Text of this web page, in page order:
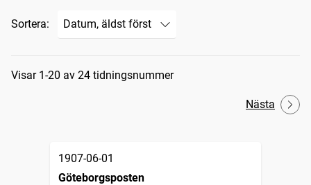
Sortera:
Sökresultat
Visar 1-20 av 24 tidningsnummer
Nästa
1907-06-01
Göteborgsposten